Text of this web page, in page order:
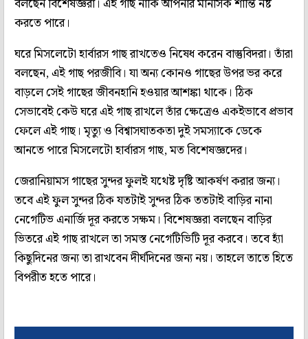
বলছেন বিশেষজ্ঞরা। এই গাছ নাকি আপনার মানসিক শান্তি নষ্ট
করতে পারে।
ঘরে মিসলেটো হার্বারস গাছ রাখতেও নিষেধ করেন বাস্তুবিদরা। তাঁরা
বলছেন, এই গাছ পরজীবি। যা অন্য কোনও গাছের উপর ভর করে
বাড়লে সেই গাছের জীবনহানি হওয়ার আশঙ্কা থাকে। ঠিক
সেভাবেই কেউ ঘরে এই গাছ রাখলে তাঁর ক্ষেত্রেও একইভাবে প্রভাব
ফেলে এই গাছ। মৃত্যু ও বিশ্বাসঘাতকতা দুই সমস্যাকে ডেকে
আনতে পারে মিসলেটো হার্বারস গাছ, মত বিশেষজ্ঞদের।
জেরানিয়ামস গাছের সুন্দর ফুলই যথেষ্ট দৃষ্টি আকর্ষণ করার জন্য।
তবে এই ফুল সুন্দর ঠিক যতটাই সুন্দর ঠিক ততটাই বাড়ির নানা
নেগেটিভ এনার্জি দূর করতে সক্ষম। বিশেষজ্ঞরা বলছেন বাড়ির
ভিতরে এই গাছ রাখলে তা সমস্ত নেগেটিভিটি দূর করবে। তবে হ্যাঁ
কিছুদিনের জন্য তা রাখবেন দীর্ঘদিনের জন্য নয়। তাহলে তাতে হিতে
বিপরীত হতে পারে।